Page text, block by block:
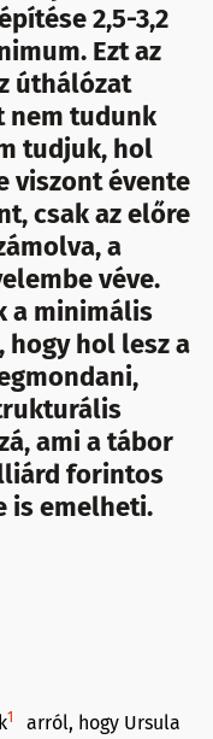
2,5-3,2
Ezt az
úthálózat
nem tudunk
tudjuk, hol
viszont évente
csak az előre
a
véve.
a minimális
hol lesz a
ami a tábor
forintos
is emelheti.
1
arról, hogy Ursula